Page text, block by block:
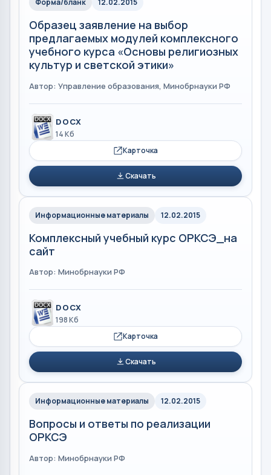
Форма/бланк 12.02.2015
Образец заявление на выбор
предлагаемых модулей комплексного
учебного курса «Основы религиозных
культур и светской этики»
Автор: Управление образования, Минобрнауки РФ
DOCX
14 Кб
Карточка
Скачать
Информационные материалы 12.02.2015
Комплексный учебный курс ОРКСЭ_на
сайт
Автор: Минобрнауки РФ
DOCX
198 Кб
Карточка
Скачать
Информационные материалы 12.02.2015
Вопросы и ответы по реализации
ОРКСЭ
Автор: Минобрнауки РФ